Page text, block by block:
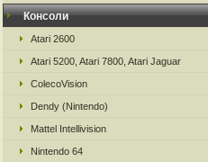
Консоли
Atari 2600
Atari 5200, Atari 7800, Atari Jaguar
ColecoVision
Dendy (Nintendo)
Mattel Intellivision
Nintendo 64